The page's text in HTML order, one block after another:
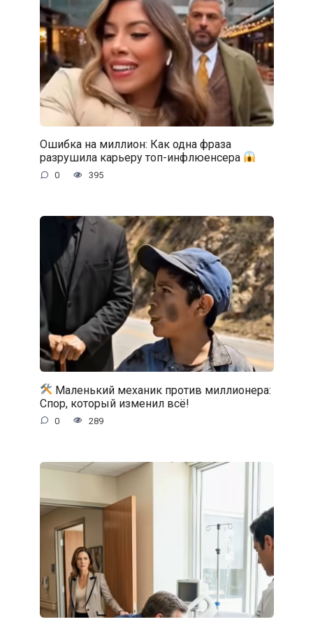
Ошибка на миллион: Как одна фраза
разрушила карьеру топ-инфлюенсера
0 395
Маленький механик против миллионера:
Спор, который изменил всё!
0 289